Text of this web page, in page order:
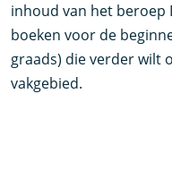
inhoud van het beroep
boeken voor de
graads) die verder wilt
vakgebied.